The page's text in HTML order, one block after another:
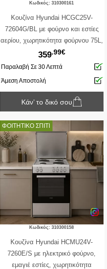
Κωδικός: 310300161
Κουζίνα Hyundai HCGC25V-
72604G/BL με φούρνο και εστίες
αερίου, χωρητικότητα φούρνου 75L,
5 διαφορετικές εντάσεις φωτιάς και
ενεργειακή κλάση Α
359.99€
Παραλαβή Σε 30 Λεπτά
Άμεση Αποστολή
Κάν’ το δικό σου
ΦΟΙΤΗΤΙΚΟ ΣΠΙΤΙ
Κωδικός: 310300158
Κουζίνα Hyundai HCMU24V-
7260E/S με ηλεκτρικό φούρνο,
εμαγιέ εστίες, χωρητικότητα